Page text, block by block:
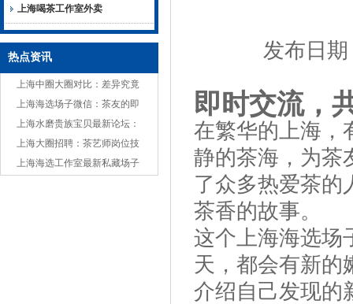
上海喝茶工作室外卖
热点资讯
上海中圈大圈对比：差异究竟
在哪？
上海海选场子微信：茶友的即
时交流圈，分享嫩茶与故事
上海水磨贵族宝贝最新论坛：
本地热议话题
上海大圈招聘：茶艺师岗位技
能要求_404
上海海选工作室最新私藏场子
发布日
即时交流，
在繁华的上海，
静的茶海，为茶
了众多热爱茶的
茶香的故事。
这个上海海选场
天，都会有新的
介绍自己发现的